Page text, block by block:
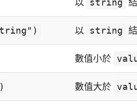
以 string
以 string
數值小於
數值大於